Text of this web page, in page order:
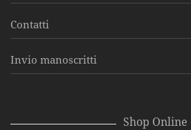
Contatti
Invio manoscritti
Shop Online